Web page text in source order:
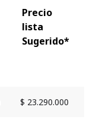
Precio
lista
Sugerido*
$ 23.290.000